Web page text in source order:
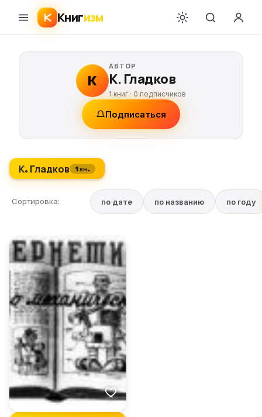
Книгизм
К
АВТОР
К. Гладков
1 книг · 0 подписчиков
Подписаться
К. Гладков 1 кн.
Сортировка: по дате по названию по году